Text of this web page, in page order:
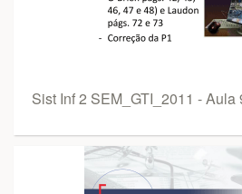
Sist Inf 2 SEM_GTI_2011 - Aula